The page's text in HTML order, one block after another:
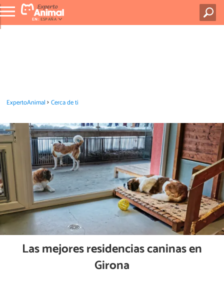
EN: ESPAÑA
ExpertoAnimal Cerca de ti
Las mejores residencias caninas en
Girona